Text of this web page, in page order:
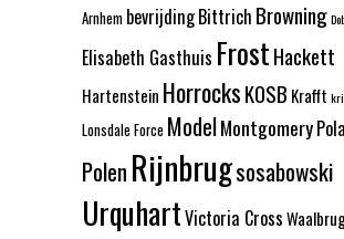
Arnhem bevrijdingBittrich Browning
Elisabeth Gasthuis FrostHackett
Hartenstein HorrocksKOSB Krafft
Lonsdale Force ModelMontgomery
PolenRijnbrugsosabowski
UrquhartVictoria Cross